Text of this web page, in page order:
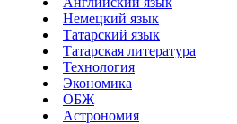
Немецкий язык
Татарский язык
Татарская литература
Технология
Экономика
ОБЖ
Астрономия